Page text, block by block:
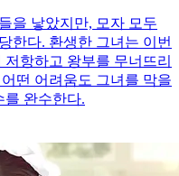
을 낳았지만, 모자 모두
한다. 환생한 그녀는 이번
항하고 왕부를 무너뜨리
떤 어려움도 그녀를 막을
를 완수한다.